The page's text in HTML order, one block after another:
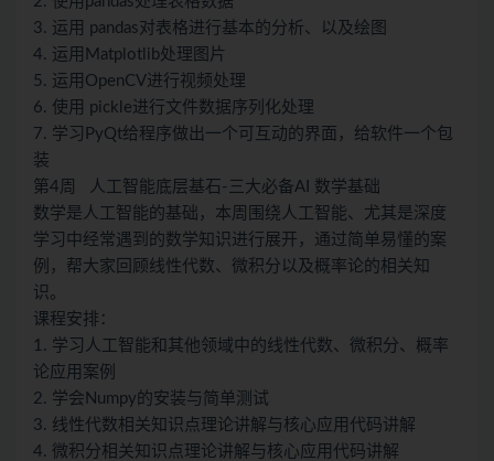
3. 运用 pandas对表格进行基本的分析、以及绘图
4. 运用Matplotlib处理图片
5. 运用OpenCV进行视频处理
6. 使用 pickle进行文件数据序列化处理
7. 学习PyQt给程序做出一个可互动的界面，给软件一个包
装
第4周 人工智能底层基石-三大必备AI 数学基础
数学是人工智能的基础，本周围绕人工智能、尤其是深度
学习中经常遇到的数学知识进行展开，通过简单易懂的案
例，帮大家回顾线性代数、微积分以及概率论的相关知
识。
课程安排：
1. 学习人工智能和其他领域中的线性代数、微积分、概率
论应用案例
2. 学会Numpy的安装与简单测试
3. 线性代数相关知识点理论讲解与核心应用代码讲解
4. 微积分相关知识点理论讲解与核心应用代码讲解